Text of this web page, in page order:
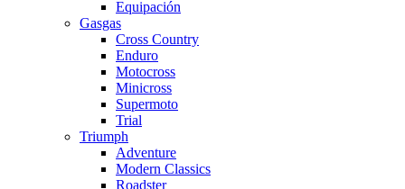
Equipación
Gasgas
Cross Country
Enduro
Motocross
Minicross
Supermoto
Trial
Triumph
Adventure
Modern Classics
Roadster